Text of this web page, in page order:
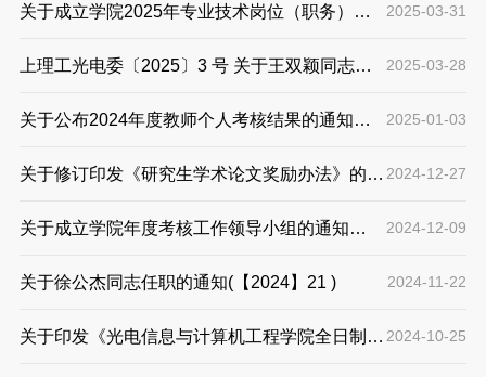
关于成立学院2025年专业技术岗位（职务）聘
2025-03-31
上理工光电委〔2025〕3 号 关于王双颖同志任
2025-03-28
关于公布2024年度教师个人考核结果的通知
2025-01-03
关于修订印发《研究生学术论文奖励办法》的通 2024-12-27
关于成立学院年度考核工作领导小组的通知
2024-12-09
关于徐公杰同志任职的通知(【2024】21 ) 2024-11-22
关于印发《光电信息与计算机工程学院全日制本 2024-10-25